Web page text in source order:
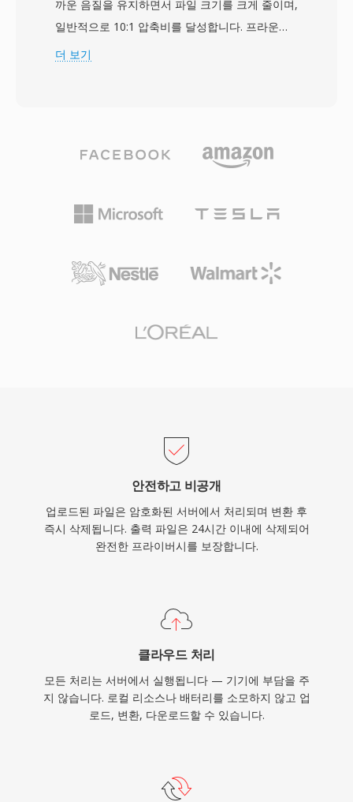
과 UMTS 네트워크 프로토콜을 모두 지원하며, 컨
테이너 내에 시간 지정 텍스트와 정지 이미지도 포
함할 수 있습니다. 주요 단말기 제조사들의 폭넓은
식을 선호하지만, 3GP 파일은 오래된 모바일 녹화
자료의 아카이브나 대역폭 효율적인 비디오 전송
까운 음질을 유지하면서 파일 크기를 크게 줄이며,
일반적으로 10:1 압축비를 달성합니다. 프라운호
퍼 협회가 다른 디지털 과학자들과 협력하여 개발
을 맞출 수 있습니다. 효율적인 압축, 광범위한 기
명의 원동력이 되었으며, 인터넷을 통한 실용적인
음악 저장과 배포를 가능하게 했습니다. 오늘날에
제, 휴대용 기기에서 가장 보편적으로 지원되는 오
더 보기
안전하고 비공개
업로드된 파일은 암호화된 서버에서 처리되며 변환 후
즉시 삭제됩니다. 출력 파일은 24시간 이내에 삭제되어
완전한 프라이버시를 보장합니다.
클라우드 처리
모든 처리는 서버에서 실행됩니다 — 기기에 부담을 주
지 않습니다. 로컬 리소스나 배터리를 소모하지 않고 업
로드, 변환, 다운로드할 수 있습니다.